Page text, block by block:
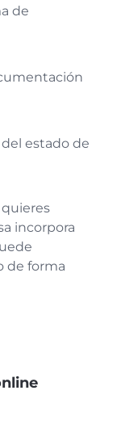
de
estado de
incorpora
de forma